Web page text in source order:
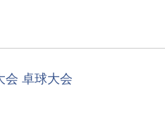
会 卓球大会